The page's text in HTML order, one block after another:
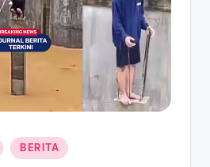
BERITA